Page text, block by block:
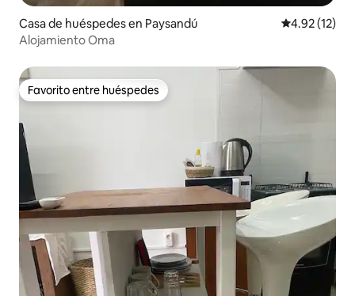
Casa de huéspedes en Paysandú Calificación
4.92 (12)
Alojamiento Oma
Favorito entre huéspedes
Favorito entre huéspedes